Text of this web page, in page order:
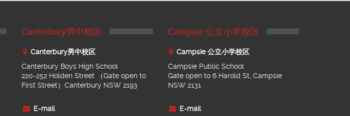
Canterbury男中校区
Canterbury男中校区
Canterbury Boys High School
220-252 Holden Street （Gate open to
First Street）Canterbury NSW 2193
E-mail
Campsie 公立小学校区
Campsie 公立小学校区
Campsie Public School
Gate open to 6 Harold St, Campsie
NSW 2131
E-mail